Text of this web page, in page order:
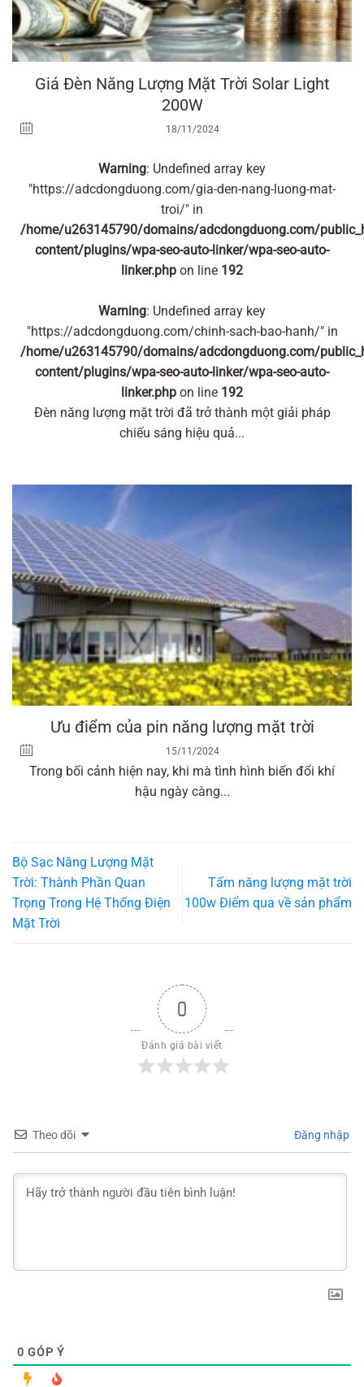
Giá Đèn Năng Lượng Mặt Trời Solar Light
200W
18/11/2024
Warning: Undefined array key
"https://adcdongduong.com/gia-den-nang-luong-mat-
troi/" in
/home/u263145790/domains/adcdongduong.com/
content/plugins/wpa-seo-auto-linker/wpa-seo-auto-
linker.php on line 192
Warning: Undefined array key
"https://adcdongduong.com/chinh-sach-bao-hanh/" in
/home/u263145790/domains/adcdongduong.com/
content/plugins/wpa-seo-auto-linker/wpa-seo-auto-
linker.php on line 192
Đèn năng lượng mặt trời đã trở thành một giải pháp
chiếu sáng hiệu quả...
Ưu điểm của pin năng lượng mặt trời
15/11/2024
Trong bối cảnh hiện nay, khi mà tình hình biến đổi khí
hậu ngày càng...
Bộ Sạc Năng Lượng Mặt
Trời: Thành Phần Quan
Trọng Trong Hệ Thống Điện
Mặt Trời
Tấm năng lượng mặt trời
100w Điểm qua về sản phẩm
0
Đánh giá bài viết
Theo dõi Đăng nhập
0 GÓP Ý